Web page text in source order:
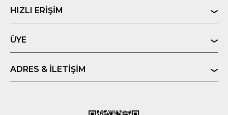
HIZLI ERIŞIM
ÜYE
ADRES & İLETIŞIM